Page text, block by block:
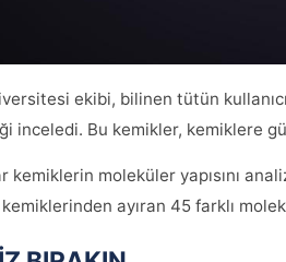
ekibi, bilinen tütün
inceledi. Bu kemikler, kemiklere
kemiklerin moleküler yapısını
ayıran 45 farklı